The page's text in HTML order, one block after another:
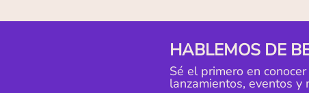
HABLEMOS DE
Sé el primero en
lanzamientos, eventos y